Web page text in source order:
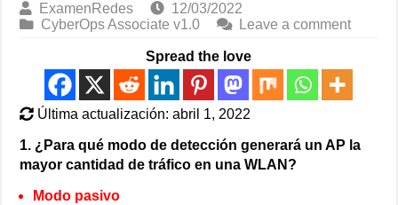
ExamenRedes
12/03/2022
CyberOps Associate v1.0
Leave a comment
Spread the love
Última actualización: abril 1, 2022
1. ¿Para qué modo de detección generará un AP la
mayor cantidad de tráfico en una WLAN?
Modo pasivo